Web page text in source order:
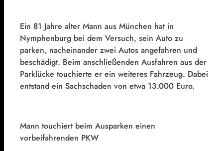
Ein 81 Jahre alter Mann aus München hat in
Nymphenburg bei dem Versuch, sein Auto zu
parken, nacheinander zwei Autos angefahren und
beschädigt. Beim anschließenden Ausfahren aus der
Parklücke touchierte er ein weiteres Fahrzeug. Dabei
entstand ein Sachschaden von etwa 13.000 Euro.
Mann touchiert beim Ausparken einen
vorbeifahrenden PKW